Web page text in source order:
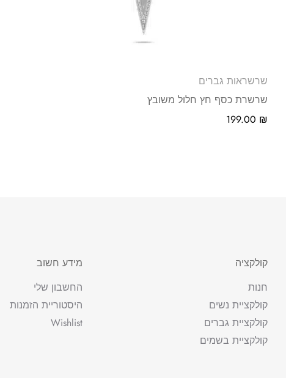
שרשראות גברים
שרשרת כסף חץ חלול משובץ
199.00 ₪
קולקציה
חנות
קולקציית נשים
קולקציית גברים
קולקציית בשמים
מידע חשוב
החשבון שלי
היסטוריית הזמנות
Wishlist